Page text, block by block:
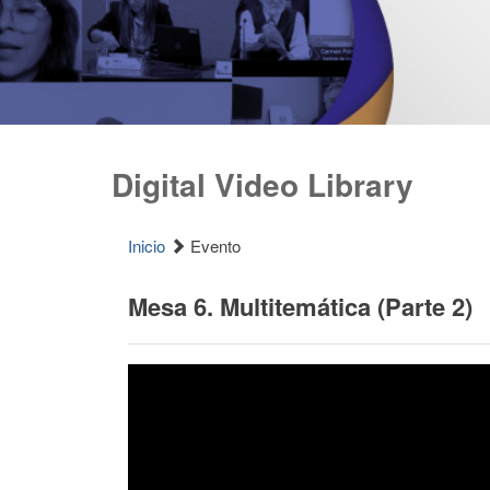
Digital Video Library
Inicio Evento
Mesa 6. Multitemática (Parte 2)